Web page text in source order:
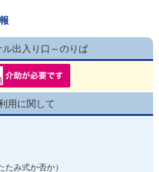
ル出入り口～のりば
用に関して
み式か否か）